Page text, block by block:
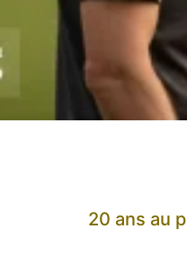
20 ans au